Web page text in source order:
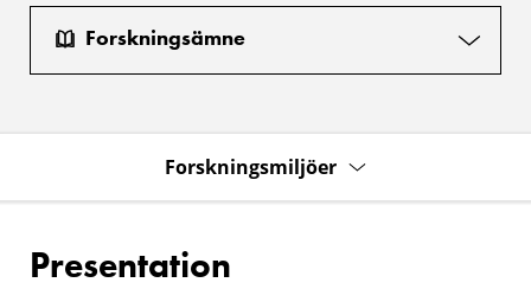
Forskningsämne
Forskningsmiljöer
Presentation